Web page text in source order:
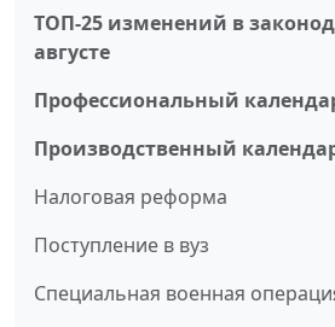
ТОП-25 изменений в
августе
Профессиональный
Производственный
Налоговая реформа
Поступление в вуз
Специальная военная